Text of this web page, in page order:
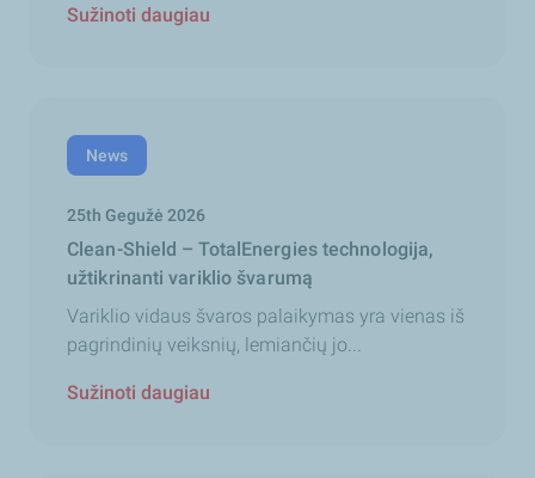
Sužinoti daugiau
News
25th Gegužė 2026
Clean-Shield – TotalEnergies technologija,
užtikrinanti variklio švarumą
Variklio vidaus švaros palaikymas yra vienas iš
pagrindinių veiksnių, lemiančių jo...
Sužinoti daugiau